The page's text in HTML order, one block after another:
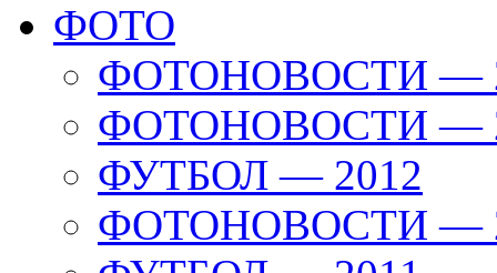
ФОТО
ФОТОНОВОСТИ —
ФОТОНОВОСТИ —
ФУТБОЛ — 2012
ФОТОНОВОСТИ —